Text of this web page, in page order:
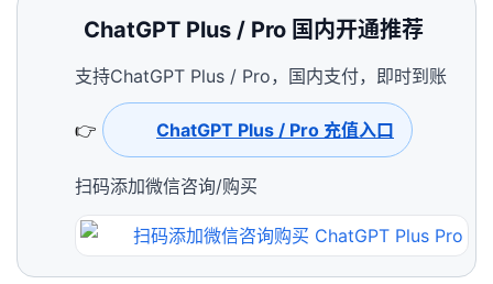
ChatGPT Plus / Pro 国内开通推荐
支持ChatGPT Plus / Pro，国内支付，即时到账
👉 ChatGPT Plus / Pro 充值入口
扫码添加微信咨询/购买